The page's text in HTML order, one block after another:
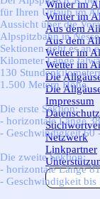
Winter im
Winter im
Aus dem
Aus dem
Wetter im
Wetter im
Die
Die
Impressum
Netzwerk
Linkpartner
für Ihren Urlaub im
Aussicht über die
Alpspitzbahn in
Sektionen geht es an
Kilometer Länge
130
1.500 Metern Höhe.
Die erste Sektion:
- horizontale Länge
- Geschwindigkeit 60
Die zweite Sektion:
- horizontale Länge
- Geschwindigkeit bis